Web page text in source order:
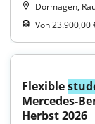
Dormagen,
Von 23.900,00
Flexible
Mercedes-
Herbst 2026